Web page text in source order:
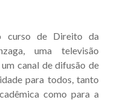
curso de Direito da
uma televisão
canal de difusão de
para todos, tanto
como para a